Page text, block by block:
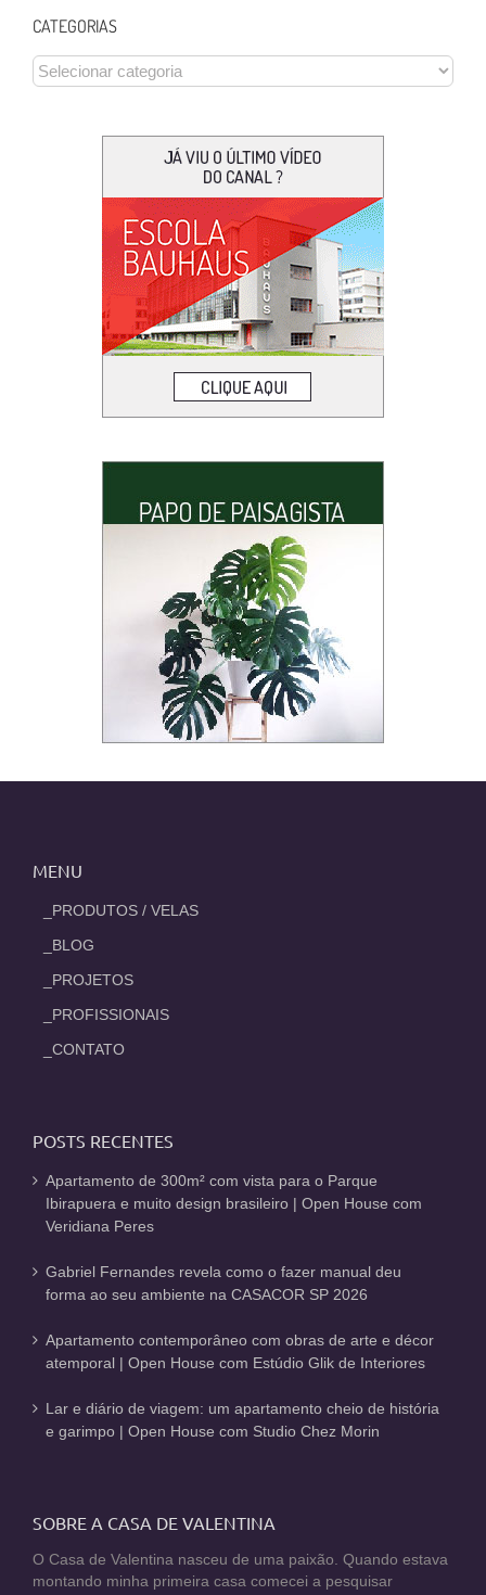
CATEGORIAS
CATEGORIAS
MENU
_PRODUTOS / VELAS
_BLOG
_PROJETOS
_PROFISSIONAIS
_CONTATO
POSTS RECENTES
Apartamento de 300m² com vista para o Parque
Ibirapuera e muito design brasileiro | Open House com
Veridiana Peres
Gabriel Fernandes revela como o fazer manual deu
forma ao seu ambiente na CASACOR SP 2026
Apartamento contemporâneo com obras de arte e décor
atemporal | Open House com Estúdio Glik de Interiores
Lar e diário de viagem: um apartamento cheio de história
e garimpo | Open House com Studio Chez Morin
SOBRE A CASA DE VALENTINA
O Casa de Valentina nasceu de uma paixão. Quando estava
montando minha primeira casa comecei a pesquisar